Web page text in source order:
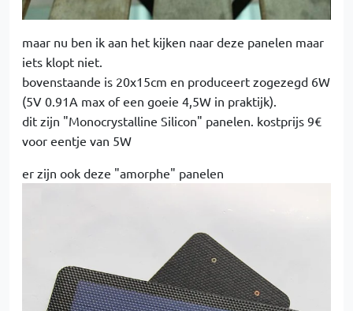
maar nu ben ik aan het kijken naar deze panelen maar
iets klopt niet.
bovenstaande is 20x15cm en produceert zogezegd 6W
(5V 0.91A max of een goeie 4,5W in praktijk).
dit zijn "Monocrystalline Silicon" panelen. kostprijs 9€
voor eentje van 5W
er zijn ook deze "amorphe" panelen